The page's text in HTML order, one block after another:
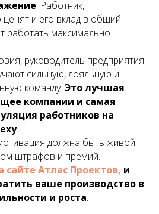
. Работник,
и его вклад в общий
работать максимально
руководитель предприятия
сильную, лояльную и
команду. Это лучшая
компании и самая
работников на
.
должна быть живой
штрафов и премий.
сайте Атлас Проектов, и
ваше производство в
и роста.